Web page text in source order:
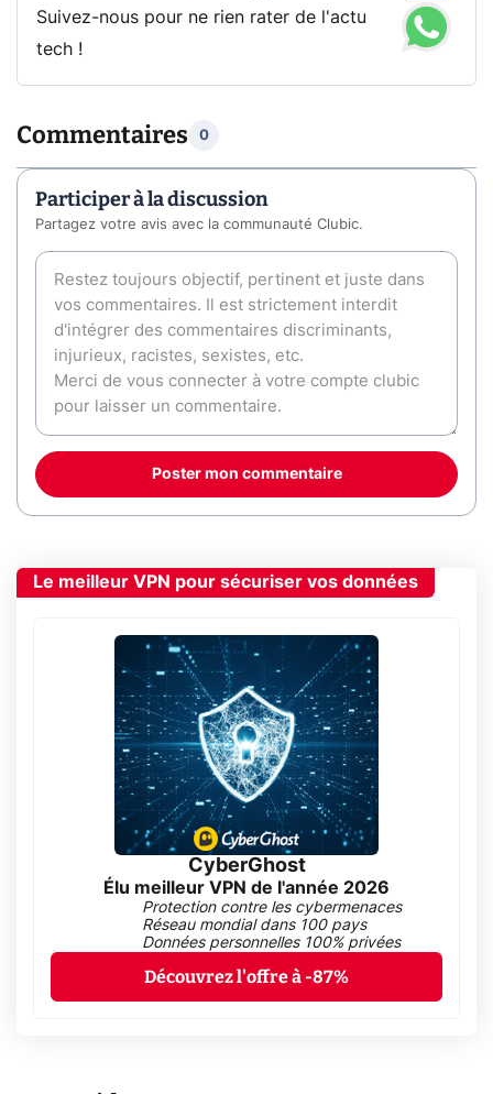
Suivez-nous pour ne rien rater de l'actu
tech !
Commentaires 0
Participer à la discussion
Partagez votre avis avec la communauté Clubic.
Poster mon commentaire
Le meilleur VPN pour sécuriser vos données
CyberGhost
Élu meilleur VPN de l'année 2026
Protection contre les cybermenaces
Réseau mondial dans 100 pays
Données personnelles 100% privées
Découvrez l'offre à -87%